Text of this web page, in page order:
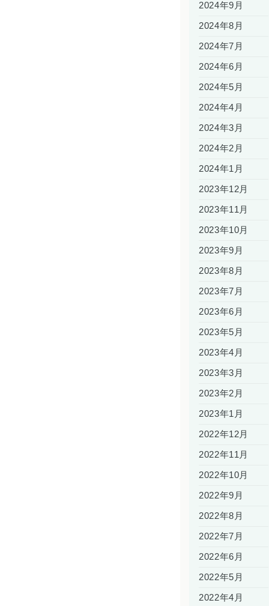
2024年9月
2024年8月
2024年7月
2024年6月
2024年5月
2024年4月
2024年3月
2024年2月
2024年1月
2023年12月
2023年11月
2023年10月
2023年9月
2023年8月
2023年7月
2023年6月
2023年5月
2023年4月
2023年3月
2023年2月
2023年1月
2022年12月
2022年11月
2022年10月
2022年9月
2022年8月
2022年7月
2022年6月
2022年5月
2022年4月